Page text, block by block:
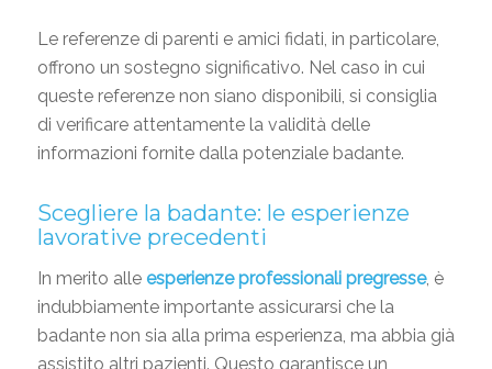
Le referenze di parenti e amici fidati, in particolare,
offrono un sostegno significativo. Nel caso in cui
queste referenze non siano disponibili, si consiglia
di verificare attentamente la validità delle
informazioni fornite dalla potenziale badante.
Scegliere la badante: le esperienze
lavorative precedenti
In merito alle esperienze professionali pregresse, è
indubbiamente importante assicurarsi che la
badante non sia alla prima esperienza, ma abbia già
assistito altri pazienti. Questo garantisce un